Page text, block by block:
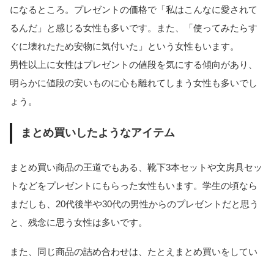
になるところ。プレゼントの価格で「私はこんなに愛されて
るんだ」と感じる女性も多いです。また、「使ってみたらす
ぐに壊れたため安物に気付いた」という女性もいます。
男性以上に女性はプレゼントの値段を気にする傾向があり、
明らかに値段の安いものに心も離れてしまう女性も多いでし
ょう。
まとめ買いしたようなアイテム
まとめ買い商品の王道でもある、靴下3本セットや文房具セッ
トなどをプレゼントにもらった女性もいます。学生の頃なら
まだしも、20代後半や30代の男性からのプレゼントだと思う
と、残念に思う女性は多いです。
また、同じ商品の詰め合わせは、たとえまとめ買いをしてい